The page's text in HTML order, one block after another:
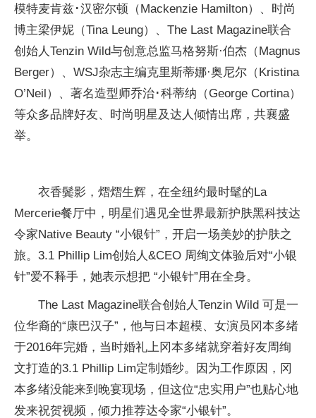
模特麦肯兹･汉密尔顿（Mackenzie Hamilton）、时尚
博主梁伊妮（Tina Leung）、The Last Magazine联合
创始人Tenzin Wild与创意总监马格努斯·伯杰（Magnus
Berger）、WSJ杂志主编克里斯蒂娜·奥尼尔（Kristina
O’Neil）、著名造型师乔治･科蒂纳（George Cortina）
等众多品牌好友、时尚明星及达人倾情出席，共襄盛
举。
衣香鬓影，熠熠生辉，在全纽约最时髦的La
Mercerie餐厅中，明星们遇见全世界最新护肤黑科技达
令家Native Beauty “小银针”，开启一场美妙的护肤之
旅。3.1 Phillip Lim创始人&CEO 周绚文体验后对“小银
针”爱不释手，她表示想把 “小银针”用在全身。
The Last Magazine联合创始人Tenzin Wild 可是一
位华裔的“康巴汉子”，他与日本超模、女演员冈本多绪
于2016年完婚，当时婚礼上冈本多绪就穿着好友周绚
文打造的3.1 Phillip Lim定制婚纱。因为工作原因，冈
本多绪没能来到晚宴现场，但这位“忠实用户”也贴心地
发来祝贺视频，倾力推荐达令家“小银针”。